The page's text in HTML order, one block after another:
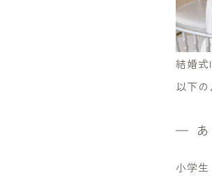
結婚式
以下の
小学生